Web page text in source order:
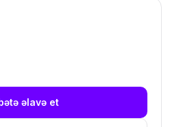
əlavə et